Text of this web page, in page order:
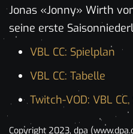
Jonas «Jonny» Wirth
seine erste
VBL CC: Spielplan
VBL CC: Tabelle
Twitch-VOD: VBL
Copyright 2023, dpa